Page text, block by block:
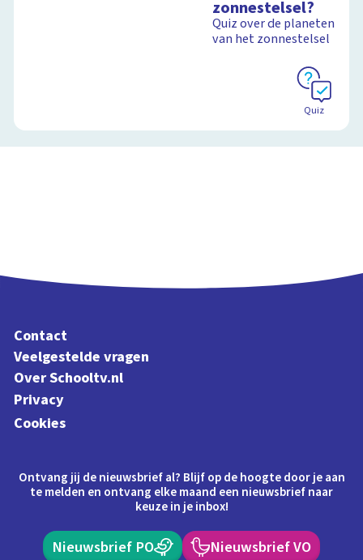
zonnestelsel?
Quiz over de planeten
van het zonnestelsel
Quiz
Contact
Veelgestelde vragen
Over Schooltv.nl
Privacy
Cookies
Ontvang jij de nieuwsbrief al? Blijf op de hoogte door je aan
te melden en ontvang elke maand een nieuwsbrief naar
keuze in je inbox!
Nieuwsbrief PO Nieuwsbrief VO